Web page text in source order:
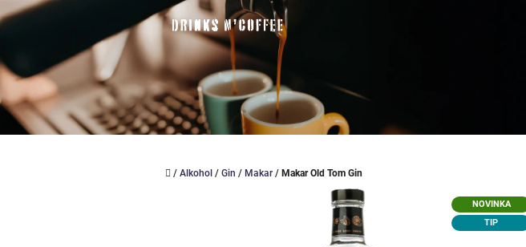
Přejít
na
Domů
/ Alkohol / Gin / Makar / Makar Old Tom Gin
NOVINKA
TIP